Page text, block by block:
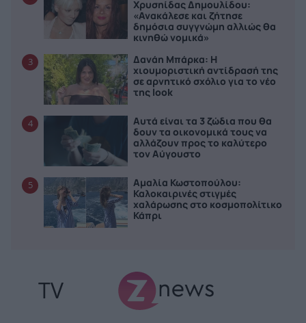
Χρυσηίδας Δημουλίδου:
«Ανακάλεσε και ζήτησε
δημόσια συγγνώμη αλλιώς θα
κινηθώ νομικά»
3
Δανάη Μπάρκα: Η
χιουμοριστική αντίδρασή της
σε αρνητικό σχόλιο για το νέο
της look
4
Αυτά είναι τα 3 ζώδια που θα
δουν τα οικονομικά τους να
αλλάζουν προς το καλύτερο
τον Αύγουστο
5
Αμαλία Κωστοπούλου:
Καλοκαιρινές στιγμές
χαλάρωσης στο κοσμοπολίτικο
Κάπρι
TV